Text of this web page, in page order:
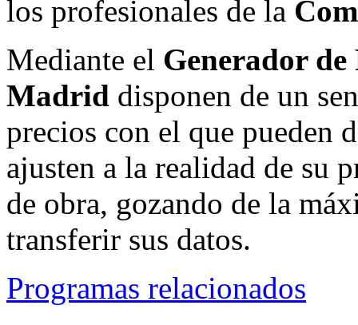
los profesionales de la
Mediante el Generador de
Madrid disponen de un
precios con el que pueden
ajusten a la realidad de su
de obra, gozando de la
transferir sus datos.
Programas relacionados